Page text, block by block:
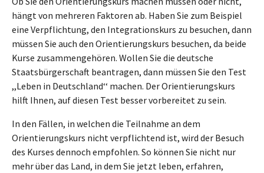
hängt von mehreren Faktoren ab. Haben Sie zum Beispiel
eine Verpflichtung, den Integrationskurs zu besuchen, dann
müssen Sie auch den Orientierungskurs besuchen, da beide
Kurse zusammengehören. Wollen Sie die deutsche
Staatsbürgerschaft beantragen, dann müssen Sie den Test
,,Leben in Deutschland‘‘ machen. Der Orientierungskurs
hilft Ihnen, auf diesen Test besser vorbereitet zu sein.
In den Fällen, in welchen die Teilnahme an dem
Orientierungskurs nicht verpflichtend ist, wird der Besuch
des Kurses dennoch empfohlen. So können Sie nicht nur
mehr über das Land, in dem Sie jetzt leben, erfahren,